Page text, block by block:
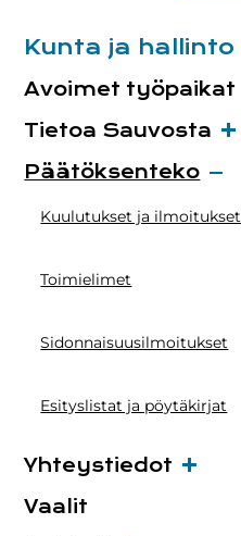
Kunta ja hallinto
Avoimet työpaikat
Tietoa Sauvosta
Päätöksenteko
Kuulutukset ja ilmoitukset
Toimielimet
Sidonnaisuusilmoitukset
Esityslistat ja pöytäkirjat
Yhteystiedot
Vaalit